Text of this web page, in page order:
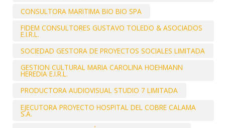
CONSULTORA MARITIMA BIO BIO SPA
FIDEM CONSULTORES GUSTAVO TOLEDO & ASOCIADOS
E.I.R.L.
SOCIEDAD GESTORA DE PROYECTOS SOCIALES LIMITADA
GESTION CULTURAL MARIA CAROLINA HOEHMANN
HEREDIA E.I.R.L.
PRODUCTORA AUDIOVISUAL STUDIO 7 LIMITADA
EJECUTORA PROYECTO HOSPITAL DEL COBRE CALAMA
S.A.